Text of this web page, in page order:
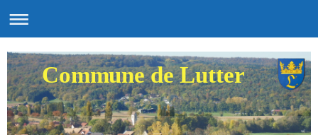
Commune de Lutter